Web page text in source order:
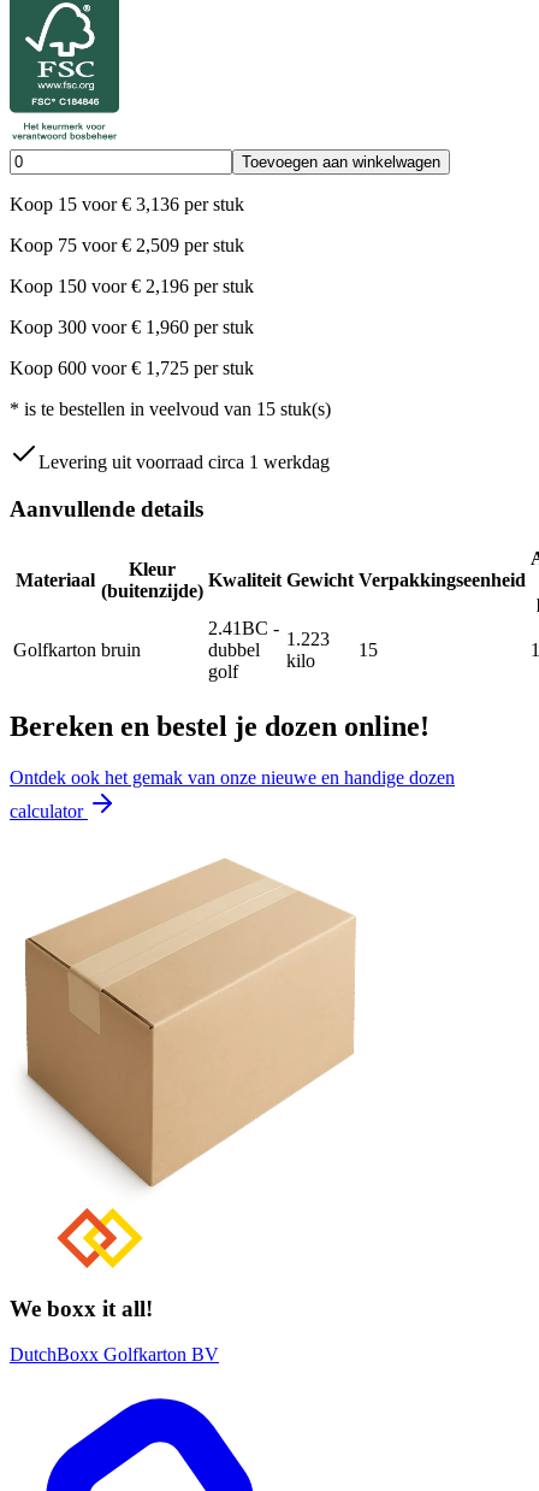
Toevoegen aan winkelwagen
Koop 15 voor € 3,136 per stuk
Koop 75 voor € 2,509 per stuk
Koop 150 voor € 2,196 per stuk
Koop 300 voor € 1,960 per stuk
Koop 600 voor € 1,725 per stuk
* is te bestellen in veelvoud van 15 stuk(s)
Levering uit voorraad circa 1 werkdag
Aanvullende details
Materiaal
Kleur
(buitenzijde)
Kwaliteit Gewicht Verpakkingseenheid
Golfkarton bruin
2.41BC -
dubbel
golf
1.223
kilo
15
Bereken en bestel je dozen online!
Ontdek ook het gemak van onze nieuwe en handige dozen
calculator
We boxx it all!
DutchBoxx Golfkarton BV